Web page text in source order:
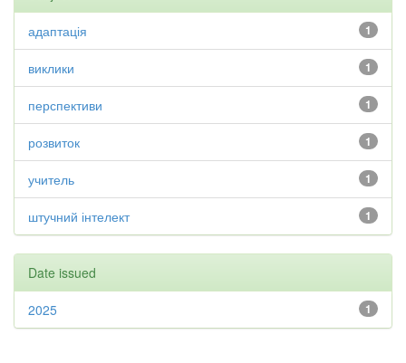
1
адаптація
1
виклики
1
перспективи
1
розвиток
1
учитель
1
штучний інтелект
Date issued
1
2025